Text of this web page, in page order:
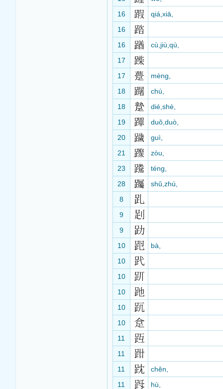
16
qiá,xiā,
16
16
cù,jiù,qù,
17
17
mèng,
18
chú,
18
dié,shè,
19
duǒ,duò,
20
guì,
21
zòu,
23
téng,
28
shǔ,zhú,
8
9
9
10
bà,
10
10
10
10
10
11
11
11
chěn,
11
hù,